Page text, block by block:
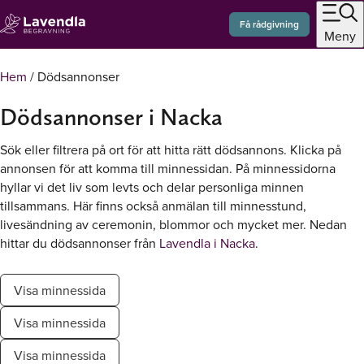
Få rådgivning
Meny
Hem / Dödsannonser
Dödsannonser i Nacka
Sök eller filtrera på ort för att hitta rätt dödsannons. Klicka på
annonsen för att komma till minnessidan. På minnessidorna
hyllar vi det liv som levts och delar personliga minnen
tillsammans. Här finns också anmälan till minnesstund,
livesändning av ceremonin, blommor och mycket mer. Nedan
hittar du dödsannonser från Lavendla i Nacka.
Visa minnessida
Visa minnessida
Visa minnessida